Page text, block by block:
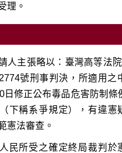
理。
人主張略以：臺灣高等法
號刑事判決，所適用之
日修正公布毒品危害防制條
下稱系爭規定），有違憲
民所受之確定終局裁判於